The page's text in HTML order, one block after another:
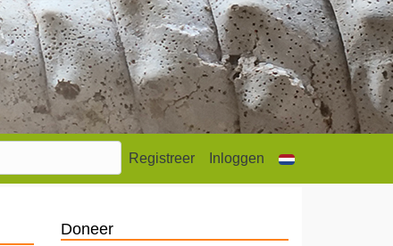
Registreer Inloggen
Doneer